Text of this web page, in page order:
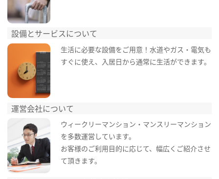
設備とサービスについて
生活に必要な設備をご用意！水道やガス・電気も
すぐに使え、入居日から通常に生活ができます。
運営会社について
ウィークリーマンション・マンスリーマンション
を多数運営しています。
お客様のご利用目的に応じて、幅広くご紹介させ
て頂きます。